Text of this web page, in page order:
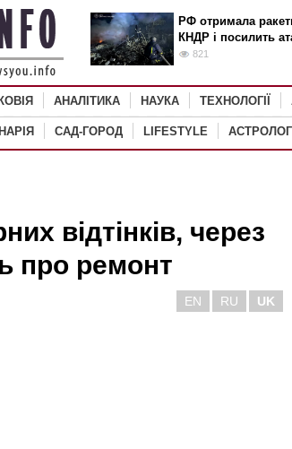
РФ отримала
КНДР і посилить
821
АНАЛІТИКА НАУКА ТЕХНОЛОГІЇ
САД-ГОРОД LIFESTYLE
відтінків, через
про ремонт
EN RU UK